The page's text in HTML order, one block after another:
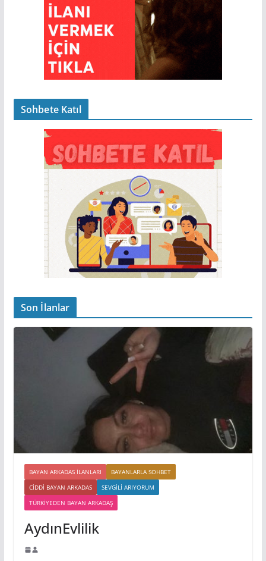
Sohbete Katıl
Son İlanlar
BAYAN ARKADAS ILANLARI
BAYANLARLA SOHBET
CIDDI BAYAN ARKADAS
SEVGILI ARIYORUM
TÜRKIYEDEN BAYAN ARKADAŞ
AydınEvlilik